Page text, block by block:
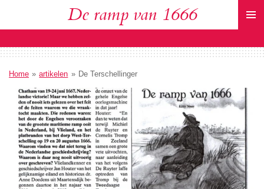
de
De ramp van 1666
Home » artikelen » De Terschellinger